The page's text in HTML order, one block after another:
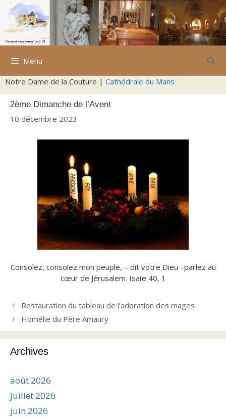
Aller
contenu
Menu
Notre Dame de la Couture | Cathédrale du Mans
2ème Dimanche de l’Avent
10 décembre 2023
Consolez, consolez mon peuple, – dit votre Dieu –parlez au
cœur de Jérusalem. Isaïe 40, 1
Restauration du tableau de l’adoration des mages
Homélie du Père Amaury
Archives
août 2026
juillet 2026
juin 2026